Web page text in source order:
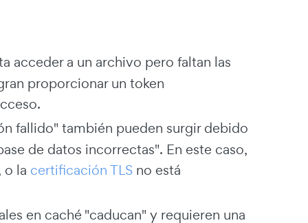
acceder a un archivo pero faltan las
proporcionar un token
fallido" también pueden surgir debido
de datos incorrectas". En este caso,
o la certificación TLS no está
en caché "caducan" y requieren una